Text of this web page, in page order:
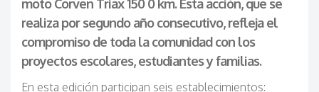
moto Corven Triax 150 0 km. Esta acción, que se
realiza por segundo año consecutivo, refleja el
compromiso de toda la comunidad con los
proyectos escolares, estudiantes y familias.
En esta edición participan seis establecimientos: